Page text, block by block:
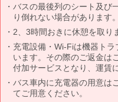
バスの最後列のシート及び
り倒れない場合があります。
2、3時間おきに休憩を取り
充電設備・Wi-Fiは機器ト
います。その際のご返金は
付加サービスとなり、運賃
バス車内に充電器の用意は
てご用意ください。